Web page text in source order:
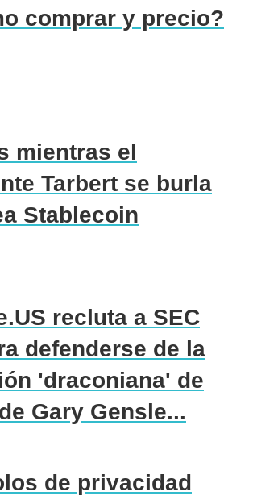
comprar y precio?
mientras el
Tarbert se burla
Stablecoin
recluta a SEC
defenderse de la
'draconiana' de
Gary Gensle...
de privacidad